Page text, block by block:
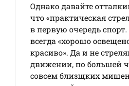
Однако давайте
что «практическая
в первую очередь
всегда «хорошо
красиво». Да и не
движении, по большей
совсем близщких